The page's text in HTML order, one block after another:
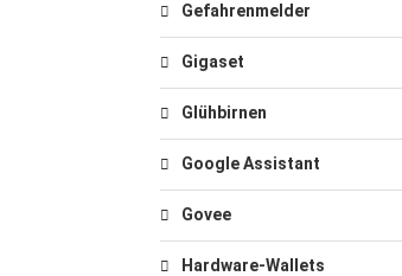
Gefahrenmelder
Gigaset
Glühbirnen
Google Assistant
Govee
Hardware-Wallets